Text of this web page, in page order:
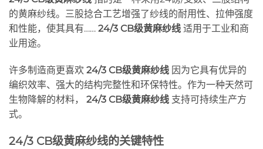
的黄麻纱线。三股捻合工艺增强了纱线的耐用性、拉伸强度
和性能，使其具有…… 24/3 CB级黄麻纱线 适用于工业和商
业用途。
许多制造商更喜欢 24/3 CB级黄麻纱线 因为它具有优异的
编织效率、强大的结构完整性和环保特性。作为一种天然可
生物降解的材料， 24/3 CB级黄麻纱线 支持可持续生产方
式。
24/3 CB级黄麻纱线的关键特性